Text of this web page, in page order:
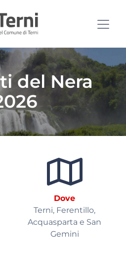
del Nera
Dove
Terni, Ferentillo,
Acquasparta e San
Gemini